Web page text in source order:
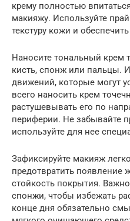
крему полностью
макияжу. Используйте
текстуру кожи и
Наносите тональный крем
кисть, спонж или пальцы.
движений, которые могут
всего наносить крем
растушевывать его по
периферии. Не забывайте
используйте для нее
Зафиксируйте макияж
предотвратить появление
стойкость покрытия.
спонжи, чтобы избежать
конце дня обязательно